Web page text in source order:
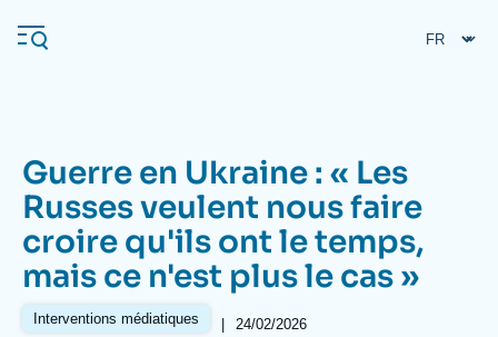
au
contenu
Navigation
principale
L'Ifri
Analyses
Guerre en Ukraine : « Les
Russes veulent nous faire
croire qu'ils ont le temps,
mais ce n'est plus le cas »
Interventions médiatiques | 24/02/2026